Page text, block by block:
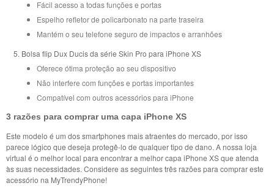
Fácil acesso a todas funções e portas
Espelho refletor de policarbonato na parte traseira
Mantém o seu telefone seguro de impactos e arranhões
Bolsa flip Dux Ducis da série Skin Pro para iPhone XS
Oferece ótima proteção ao seu dispositivo
Não interfere com funções e portas importantes
Compatível com outros acessórios para iPhone
3 razões para comprar uma capa iPhone XS
Este modelo é um dos smartphones mais atraentes do mercado, por isso
parece lógico que deseja protegê-lo de qualquer tipo de dano. A nossa loja
virtual é o melhor local para encontrar a melhor capa iPhone XS que atenda
às suas necessidades. Considere as seguintes três razões para comprar este
acessório na MyTrendyPhone!